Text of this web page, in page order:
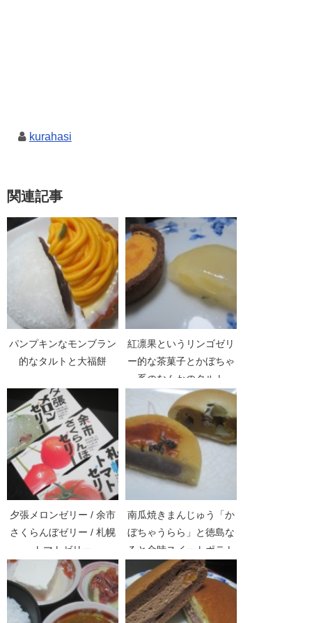
kurahasi
関連記事
パンプキンなモンブラン
的なタルトと大福餅
紅凛果というリンゴゼリ
ー的な茶菓子とかぼちゃ
系のなんかのタルト
夕張メロンゼリー / 余市
さくらんぼゼリー / 札幌
トマトゼリー
南瓜焼きまんじゅう「か
ぼちゃうらら」と徳島な
ると金時スイートポテト